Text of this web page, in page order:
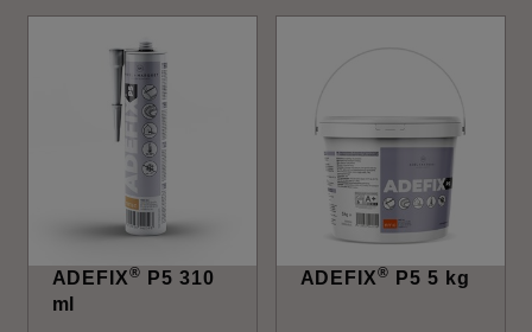
ADEFIX®
P5 310
ml
ADEFIX® P5 5 kg